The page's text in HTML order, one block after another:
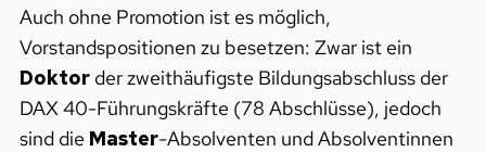
Auch ohne Promotion ist es möglich,
Vorstandspositionen zu besetzen: Zwar ist ein
Doktorder zweithäufigste Bildungsabschluss der
DAX 40-Führungskräfte (78 Abschlüsse), jedoch
sind die Master-Absolventen und Absolventinnen